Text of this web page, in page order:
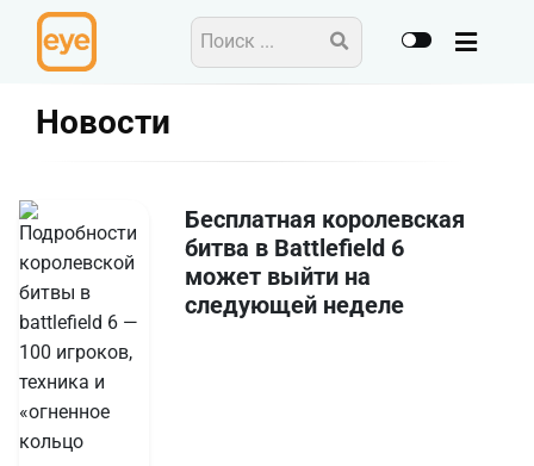
Новости
Бесплатная королевская
битва в Battlefield 6
может выйти на
следующей неделе